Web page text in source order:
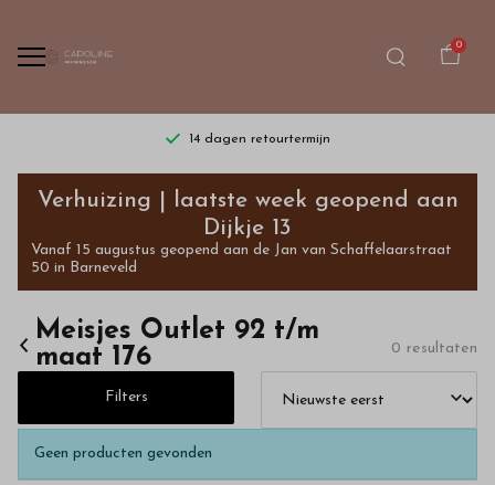
0
14 dagen retourtermijn
Meisjes
Outlet
92
t/m
maat
176
Verhuizing | laatste week geopend aan
Dijkje 13
Vanaf 15 augustus geopend aan de Jan van Schaffelaarstraat
50 in Barneveld
Meisjes Outlet 92 t/m
maat 176
0 resultaten
Filters
Geen producten gevonden